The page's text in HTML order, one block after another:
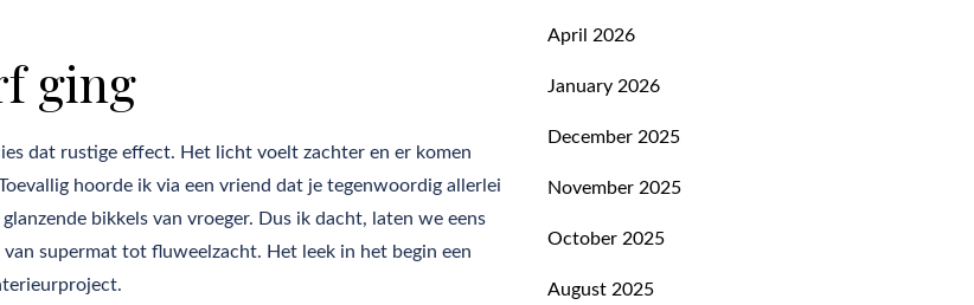
ging
dat rustige effect. Het licht voelt zachter en er komen
hoorde ik via een vriend dat je tegenwoordig allerlei
bikkels van vroeger. Dus ik dacht, laten we eens
supermat tot fluweelzacht. Het leek in het begin een
April 2026
January 2026
December 2025
November 2025
October 2025
August 2025